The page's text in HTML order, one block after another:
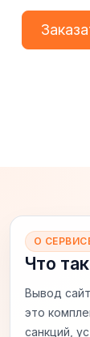
О
Что
Вывод
это
санкций,